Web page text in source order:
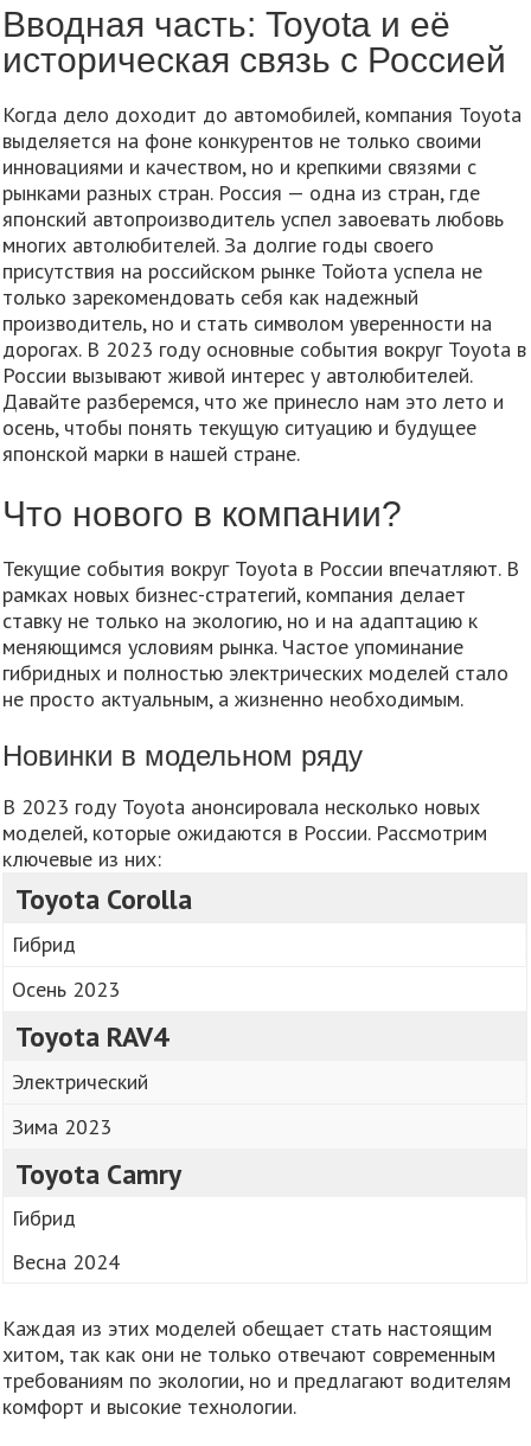
Вводная часть: Toyota и её
историческая связь с Россией
Когда дело доходит до автомобилей, компания Toyota
выделяется на фоне конкурентов не только своими
инновациями и качеством, но и крепкими связями с
рынками разных стран. Россия — одна из стран, где
японский автопроизводитель успел завоевать любовь
многих автолюбителей. За долгие годы своего
присутствия на российском рынке Тойота успела не
только зарекомендовать себя как надежный
производитель, но и стать символом уверенности на
дорогах. В 2023 году основные события вокруг Toyota в
России вызывают живой интерес у автолюбителей.
Давайте разберемся, что же принесло нам это лето и
осень, чтобы понять текущую ситуацию и будущее
японской марки в нашей стране.
Что нового в компании?
Текущие события вокруг Toyota в России впечатляют. В
рамках новых бизнес-стратегий, компания делает
ставку не только на экологию, но и на адаптацию к
меняющимся условиям рынка. Частое упоминание
гибридных и полностью электрических моделей стало
не просто актуальным, а жизненно необходимым.
Новинки в модельном ряду
В 2023 году Toyota анонсировала несколько новых
моделей, которые ожидаются в России. Рассмотрим
ключевые из них:
Toyota Corolla
Гибрид
Осень 2023
Toyota RAV4
Электрический
Зима 2023
Toyota Camry
Гибрид
Весна 2024
Каждая из этих моделей обещает стать настоящим
хитом, так как они не только отвечают современным
требованиям по экологии, но и предлагают водителям
комфорт и высокие технологии.